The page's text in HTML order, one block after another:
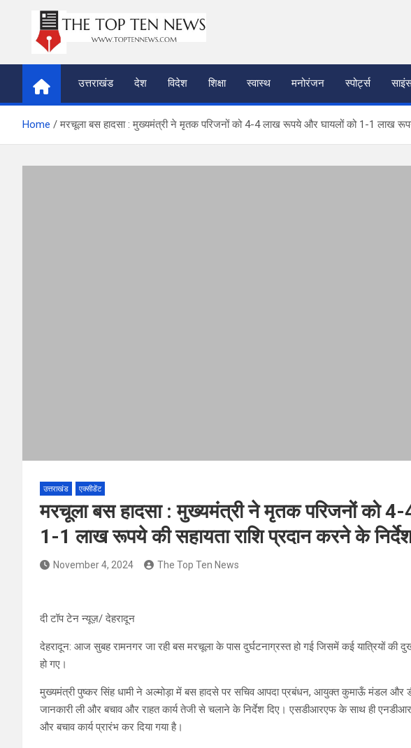
thetoptennews.com
उत्तराखंड
देश विदेश शिक्षा स्वास्थ मनोरंजन स्पोर्ट्स
Home मरचूला बस हादसा : मुख्यमंत्री ने मृतक परिजनों को 4-4 लाख रूपये और घायलों को 1-1 लाख रूपये
उत्तराखंड एक्सीडेंट
मरचूला बस हादसा : मुख्यमंत्री ने मृतक परिजनों को
1-1 लाख रूपये की सहायता राशि प्रदान करने के
November 4, 2024 The Top Ten News
दी टॉप टेन न्यूज़/ देहरादून
देहरादून: आज सुबह रामनगर जा रही बस मरचूला के पास दुर्घटनाग्रस्त हो गई जिसमें कई यात्रियों की
हो गए।
मुख्यमंत्री पुष्कर सिंह धामी ने अल्मोड़ा में बस हादसे पर सचिव आपदा प्रबंधन, आयुक्त कुमाऊँ मंडल और
जानकारी ली और बचाव और राहत कार्य तेजी से चलाने के निर्देश दिए। एसडीआरएफ के साथ ही
और बचाव कार्य प्रारंभ कर दिया गया है।